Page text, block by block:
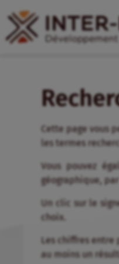
Cette page vous
les termes
Vous pouvez
géographique,
Un clic sur le
choix.
Les chiffres
au moins un